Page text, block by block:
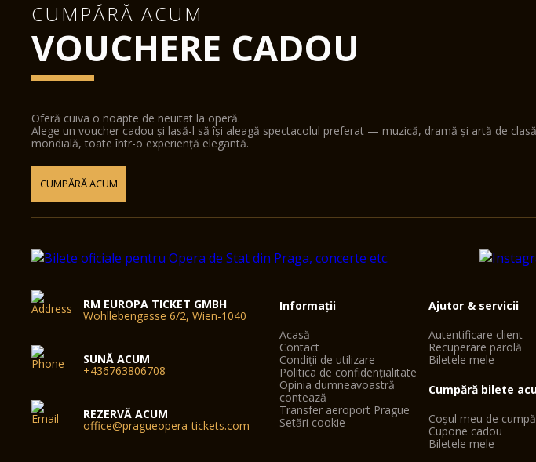
CUMPĂRĂ ACUM
VOUCHERE CADOU
Oferă cuiva o noapte de neuitat la operă.
Alege un voucher cadou și lasă-l să își aleagă spectacolul preferat — muzică, dramă și artă de clasă
mondială, toate într-o experiență elegantă.
CUMPĂRĂ ACUM
RM EUROPA TICKET GMBH
Wohllebengasse 6/2, Wien-1040
SUNĂ ACUM
+436763806708
REZERVĂ ACUM
office@pragueopera-tickets.com
Informații
Acasă
Contact
Condiții de utilizare
Politica de confidențialitate
Opinia dumneavoastră
contează
Transfer aeroport Prague
Setări cookie
Ajutor & servicii
Autentificare client
Recuperare parolă
Biletele mele
Cumpără bilete
Coșul meu de
Cupone cadou
Biletele mele